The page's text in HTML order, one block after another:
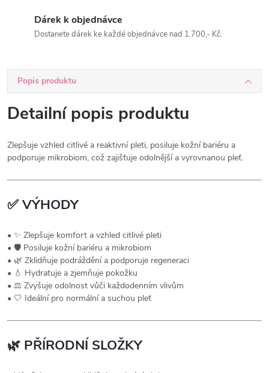
Dárek k objednávce
Dostanete dárek ke každé objednávce nad 1.700,- Kč.
Popis produktu
Detailní popis produktu
Zlepšuje vzhled citlivé a reaktivní pleti, posiluje kožní bariéru a
podporuje mikrobiom, což zajišťuje odolnější a vyrovnanou pleť.
✅ VÝHODY
• ✨ Zlepšuje komfort a vzhled citlivé pleti
• 🛡 Posiluje kožní bariéru a mikrobiom
• 🌿 Zklidňuje podráždění a podporuje regeneraci
• 💧 Hydratuje a zjemňuje pokožku
• ⚖ Zvyšuje odolnost vůči každodenním vlivům
• 🤍 Ideální pro normální a suchou pleť
🌿 PŘÍRODNÍ SLOŽKY